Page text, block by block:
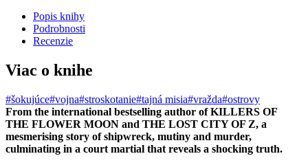
Popis knihy
Podrobnosti
Recenzie
Viac o knihe
#šokujúce#vojna#stroskotanie#tajná misia#vražda#ostrovy
From the international bestselling author of KILLERS OF
THE FLOWER MOON and THE LOST CITY OF Z, a
mesmerising story of shipwreck, mutiny and murder,
culminating in a court martial that reveals a shocking truth.